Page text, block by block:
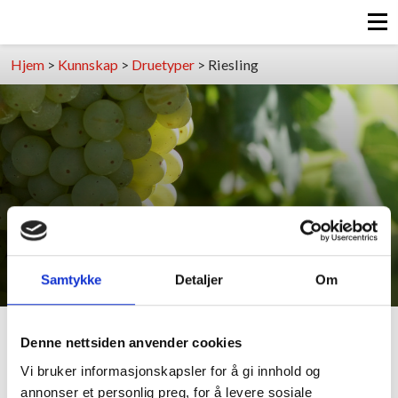
Samtykke Detaljer Om
Denne nettsiden anvender cookies
Vi bruker informasjonskapsler for å gi innhold og
annonser et personlig preg, for å levere sosiale
Hjem > Kunnskap > Druetyper > Riesling
Riesling kommer opprinnelig fra Tyskland, den er en
av verdens mest edle drue. Lager like gode viner
som Chardonnay, men har ikke samme popularitet.